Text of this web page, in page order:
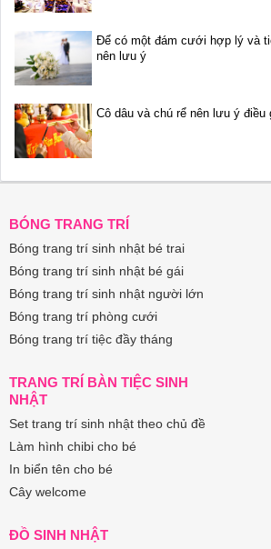
Để có một đám cưới hợp lý và
nên lưu ý
Cô dâu và chú rể nên lưu ý
BÓNG TRANG TRÍ
Bóng trang trí sinh nhật bé trai
Bóng trang trí sinh nhật bé gái
Bóng trang trí sinh nhật người lớn
Bóng trang trí phòng cưới
Bóng trang trí tiệc đầy tháng
TRANG TRÍ BÀN TIỆC SINH
NHẬT
Set trang trí sinh nhật theo chủ đề
Làm hình chibi cho bé
In biển tên cho bé
Cây welcome
ĐỒ SINH NHẬT